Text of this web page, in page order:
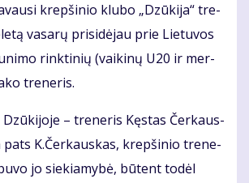
krep­ši­nio klu­bo „Dzū­ki­ja“ tre­
va­sa­rų pri­si­dė­jau prie Lie­tu­vos
rink­ti­nių (vai­ki­nų U20 ir mer­
tre­ne­ris.
Dzū­ki­jo­je – tre­ne­ris Kęs­tas Čer­kaus­
pats K.Čer­kaus­kas, krep­ši­nio tre­ne­
jo sie­kia­my­bė, bū­tent to­dėl